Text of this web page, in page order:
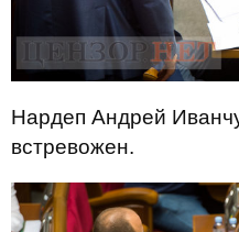
Нардеп Андрей
встревожен.